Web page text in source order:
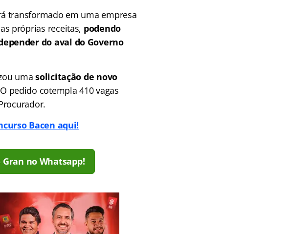
transformado em uma empresa
próprias receitas, podendo
do aval do Governo
umasolicitação de novo
pedido cotempla 410 vagas
Bacen aqui!
no Whatsapp!